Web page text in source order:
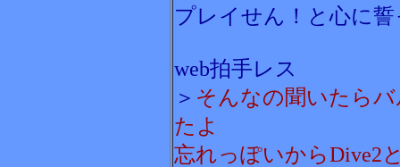
プレイせん！と心に
web拍手レス
＞ そんなの聞いたら
たよ
忘れっぽいからDive2